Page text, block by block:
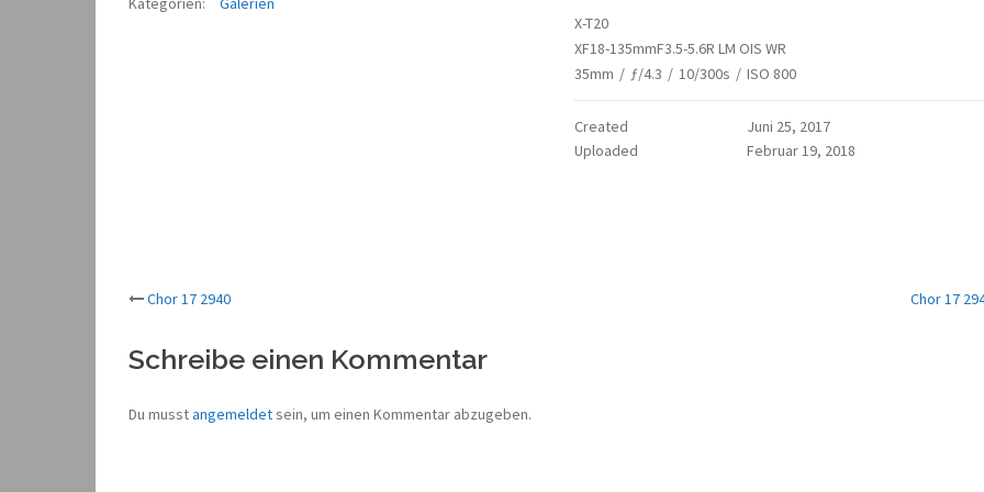
X-T20
XF18-135mmF3.5-5.6R LM OIS WR
35mm / ƒ/4.3 / 10/300s / ISO 800
Created
Juni 25, 2017
Uploaded
Februar 19, 2018
Beitrags-
Navigation
Chor 17 2940 Chor 17
Schreibe einen Kommentar
Du musstangemeldetsein, um einen Kommentar abzugeben.